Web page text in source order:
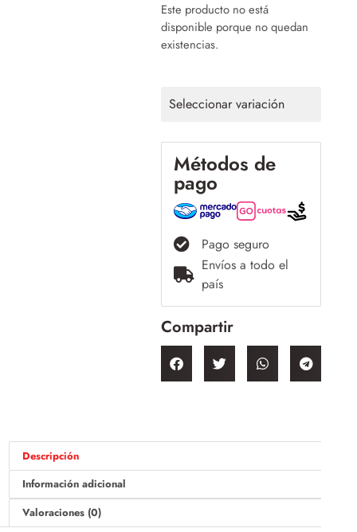
Este producto no está
disponible porque no quedan
existencias.
Seleccionar variación
Métodos de
pago
Pago seguro
Envíos a todo el
país
Compartir
Descripción
Información adicional
Valoraciones (0)